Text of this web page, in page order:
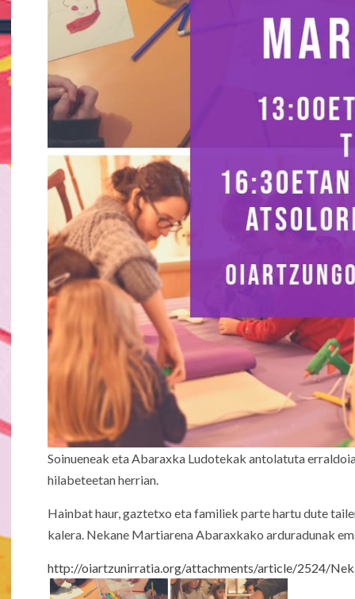
Soinueneak eta Abaraxka Ludotekak antolatuta
hilabeteetan herrian.
Hainbat haur, gaztetxo eta familiek parte hartu dute
kalera. Nekane Martiarena Abaraxkako arduradunak
http://oiartzunirratia.org/attachments/article/2524/